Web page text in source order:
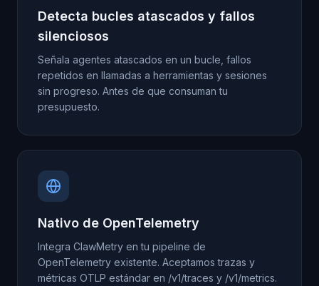
Detecta bucles atascados y fallos
silenciosos
Señala agentes atascados en un bucle, fallos
repetidos en llamadas a herramientas y sesiones
sin progreso. Antes de que consuman tu
presupuesto.
Nativo de OpenTelemetry
Integra ClawMetry en tu pipeline de
OpenTelemetry existente. Aceptamos trazas y
métricas OTLP estándar en /v1/traces y /v1/metrics.